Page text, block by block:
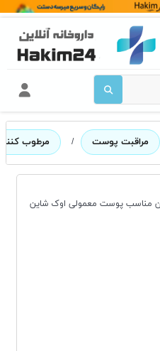
مراقبت پوست / مرطوب